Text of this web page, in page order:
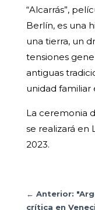
“Alcarrás”,
Berlín, es una
una tierra, un
tensiones
antiguas
unidad familiar
La ceremonia
se realizará en
2023.
← Anterior:
crítica en